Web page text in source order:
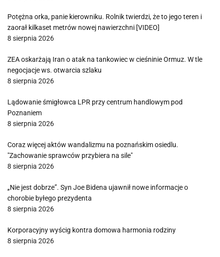
Potężna orka, panie kierowniku. Rolnik twierdzi, że to jego teren i
zaorał kilkaset metrów nowej nawierzchni [VIDEO]
8 sierpnia 2026
ZEA oskarżają Iran o atak na tankowiec w cieśninie Ormuz. W tle
negocjacje ws. otwarcia szlaku
8 sierpnia 2026
Lądowanie śmigłowca LPR przy centrum handlowym pod
Poznaniem
8 sierpnia 2026
Coraz więcej aktów wandalizmu na poznańskim osiedlu.
"Zachowanie sprawców przybiera na sile"
8 sierpnia 2026
„Nie jest dobrze”. Syn Joe Bidena ujawnił nowe informacje o
chorobie byłego prezydenta
8 sierpnia 2026
Korporacyjny wyścig kontra domowa harmonia rodziny
8 sierpnia 2026